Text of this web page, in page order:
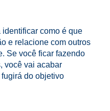
como é que
e relacione com outros
Se você ficar fazendo
você vai acabar
do objetivo